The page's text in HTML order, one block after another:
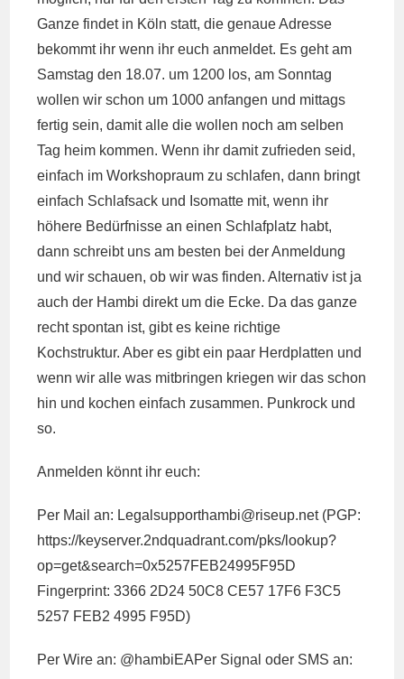
Ganze findet in Köln statt, die genaue Adresse
bekommt ihr wenn ihr euch anmeldet. Es geht am
Samstag den 18.07. um 1200 los, am Sonntag
wollen wir schon um 1000 anfangen und mittags
fertig sein, damit alle die wollen noch am selben
Tag heim kommen. Wenn ihr damit zufrieden seid,
einfach im Workshopraum zu schlafen, dann bringt
einfach Schlafsack und Isomatte mit, wenn ihr
höhere Bedürfnisse an einen Schlafplatz habt,
dann schreibt uns am besten bei der Anmeldung
und wir schauen, ob wir was finden. Alternativ ist ja
auch der Hambi direkt um die Ecke. Da das ganze
recht spontan ist, gibt es keine richtige
Kochstruktur. Aber es gibt ein paar Herdplatten und
wenn wir alle was mitbringen kriegen wir das schon
hin und kochen einfach zusammen. Punkrock und
so.
Anmelden könnt ihr euch:
Per Mail an: Legalsupporthambi@riseup.net(PGP:
https://keyserver.2ndquadrant.com/pks/lookup?
op=get&search=0x5257FEB24995F95D
Fingerprint: 3366 2D24 50C8 CE57 17F6 F3C5
5257 FEB2 4995 F95D)
Per Wire an: @hambiEAPer Signal oder SMS an: